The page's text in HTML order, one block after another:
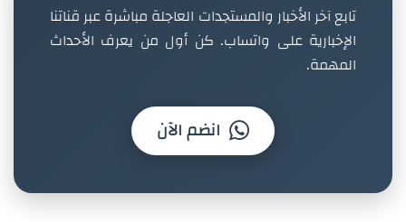
تابع آخر الأخبار والمستجدات العاجلة مباشرة عبر قناتنا
الإخبارية على واتساب. كن أول من يعرف الأحداث
المهمة.
انضم الآن